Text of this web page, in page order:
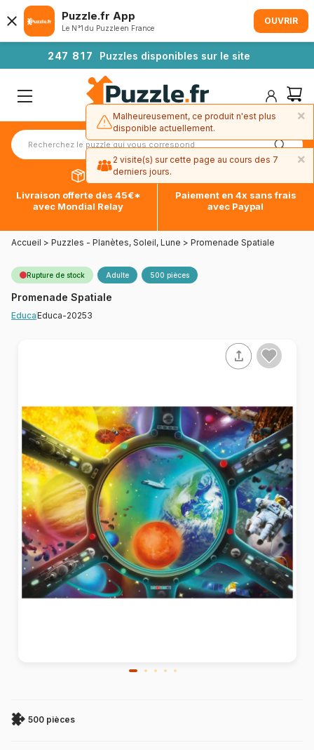
247 81 7 Puzzles disponibles sur le site
Livraison offerte dès 45€*
avec Mondial Relay
Paiement en 4x sans frais
avec Paypal
Accueil > Puzzles - Planètes, Soleil, Lune > Promenade Spatiale
Rupture de stock Adulte 500 pièces
Promenade Spatiale
EducaEduca-20253
500 pièces
Puzzle.fr App
Le N°1 du Puzzle en France
OUVRIR
×
Malheureusement, ce produit n'est plus
disponible actuellement.
×
2 visite(s) sur cette page au cours des 7
derniers jours.